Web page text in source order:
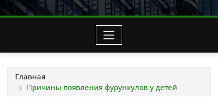
Главная
Причины появления фурункулов у детей